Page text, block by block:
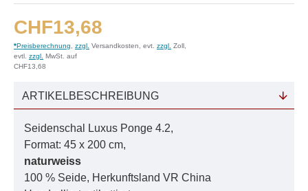
CHF13,68
*Preisberechnung zzgl. Versandkosten, evt. zzgl. Zoll,
evtl. zzgl. MwSt. auf
CHF13,68
ARTIKELBESCHREIBUNG
Seidenschal Luxus Ponge 4.2,
Format: 45 x 200 cm,
naturweiss
100 % Seide, Herkunftsland VR China